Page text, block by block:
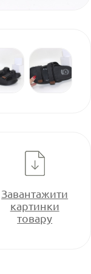
Завантажити
картинки
товару